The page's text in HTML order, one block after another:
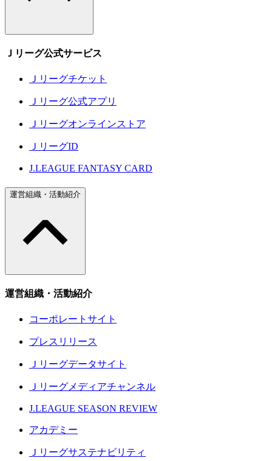
Ｊリーグ公式サービス
Ｊリーグチケット
Ｊリーグ公式アプリ
Ｊリーグオンラインストア
ＪリーグID
J.LEAGUE FANTASY CARD
運営組織・活動紹介
運営組織・活動紹介
コーポレートサイト
プレスリリース
Ｊリーグデータサイト
Ｊリーグメディアチャンネル
J.LEAGUE SEASON REVIEW
アカデミー
Ｊリーグサステナビリティ